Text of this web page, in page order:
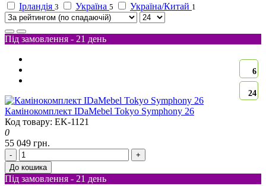
Ірландія 3 Україна 5 Україна/Китай 1
Під замовлення - 21 день
6
24
Камінокомплект IDaMebel Tokyo Symphony 26
Код товару: EK-1121
0
55 049 грн.
-
+
До кошика
Під замовлення - 21 день